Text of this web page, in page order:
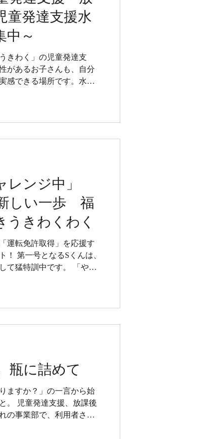
発達支援水
中～
きわく」の児童発達支
があるお子さんも、自分
感できる場所です。水曜
レンジ中」
しい一歩 福
きわくわく
運転免許取得」を応援す
！ 第一号となるSくんは、
て猛特訓中です。 「やっ
瓶に詰めて
ますか？」の一言から始
。 児童発達支援、放課後
の事業部で、利用者さん